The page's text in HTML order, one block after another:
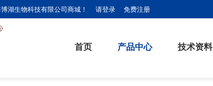
湖生物科技有限公司商城！ 请登录 免费注册
首页 产品中心 技术资料